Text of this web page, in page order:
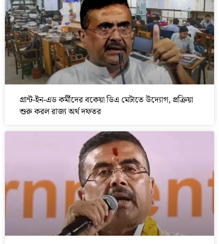
গ্রান্ট-ইন-এড কর্মীদের বকেয়া ডিএ মেটাতে উদ্যোগ, প্রক্রিয়া
শুরু করল রাজ্য অর্থ দফতর